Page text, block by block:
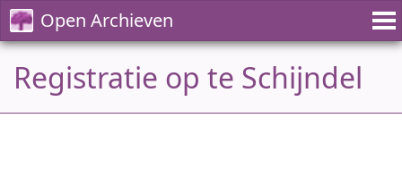
Open Archieven
Registratie op te Schijndel